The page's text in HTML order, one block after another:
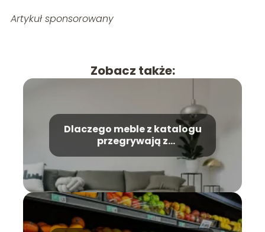
Artykuł sponsorowany
Zobacz także:
Dlaczego meble z katalogu
przegrywają z
indywidualnym projektem?